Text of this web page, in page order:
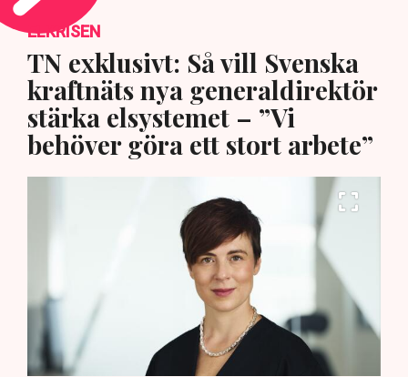
ELKRISEN
TN exklusivt: Så vill Svenska
kraftnäts nya generaldirektör
stärka elsystemet – ”Vi
behöver göra ett stort arbete”